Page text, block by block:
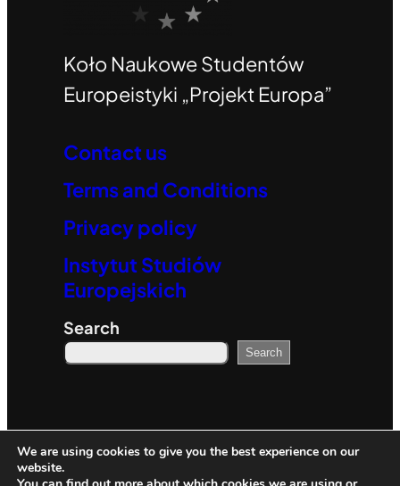
Koło Naukowe Studentów
Europeistyki „Projekt Europa”
Contact us
Terms and Conditions
Privacy policy
Instytut Studiów
Europejskich
Search
Search
© 2023. All rights reserved.
We are using cookies to give you the best experience on our
website.